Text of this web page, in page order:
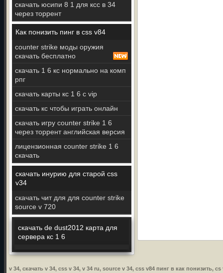
скачать юсипи 8 1 для ксс в 34
через торрент
Как понизить пинг в css v84
counter strike моды оружия
скачать бесплатно
скачать 1 6 кс нормально на комп
рпг
скачать карты кс 1 6 с vip
скачать кс чтобы играть онлайн
скачать игру counter strike 1 6
через торрент английская версия
лицензионная counter strike 1 6
скачать
скачать инурию для старой css
v34
скачать чит для для counter strike
source v 720
скачать de dust2012 карта для
сервера кс 1 6
v 34, скачать v 34, css v 34, v 34 ru, source v 34, css v84 пинг в как понизить,